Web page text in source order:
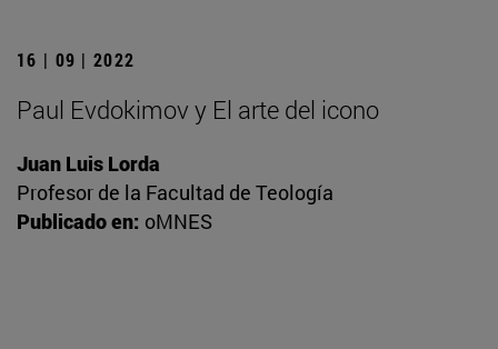
16 | 09 | 2022
Paul Evdokimov y El arte del icono
Juan Luis Lorda
Profesor de la Facultad de Teología
Publicado en: oMNES